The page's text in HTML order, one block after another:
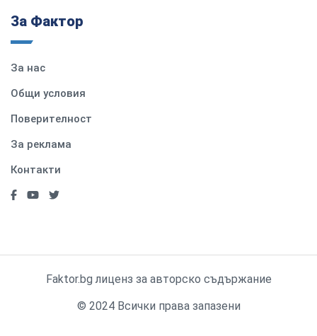
За Фактор
За нас
Общи условия
Поверителност
За реклама
Контакти
Faktor.bg лиценз за авторско съдържание
© 2024 Всички права запазени